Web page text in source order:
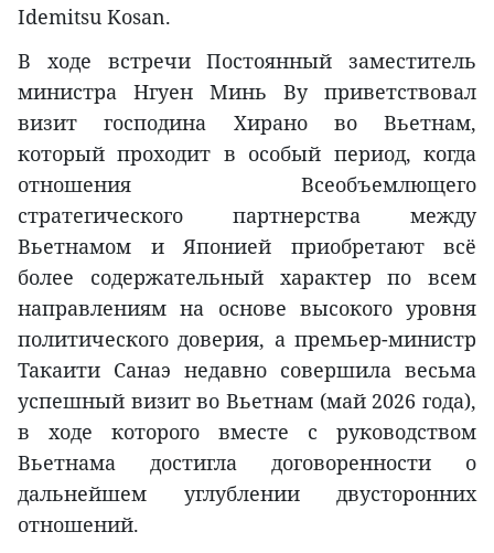
Idemitsu Kosan.
В ходе встречи Постоянный заместитель
министра Нгуен Минь Ву приветствовал
визит господина Хирано во Вьетнам,
который проходит в особый период, когда
отношения Всеобъемлющего
стратегического партнерства между
Вьетнамом и Японией приобретают всё
более содержательный характер по всем
направлениям на основе высокого уровня
политического доверия, а премьер-министр
Такаити Санаэ недавно совершила весьма
успешный визит во Вьетнам (май 2026 года),
в ходе которого вместе с руководством
Вьетнама достигла договоренности о
дальнейшем углублении двусторонних
отношений.